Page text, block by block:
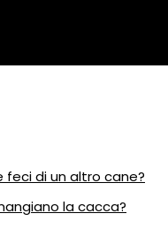
feci di un altro cane?
la cacca?